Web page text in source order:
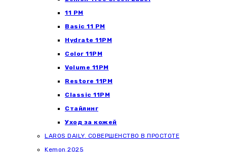
11 PM
Basic 11 PM
Hydrate 11PM
Color 11PM
Volume 11PM
Restore 11PM
Classic 11PM
Стайлинг
Уход за кожей
LAROS DAILY. СОВЕРШЕНСТВО В ПРОСТОТЕ
Kemon 2025